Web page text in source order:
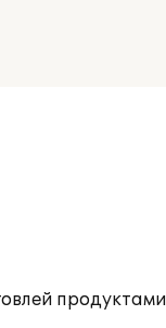
продуктами